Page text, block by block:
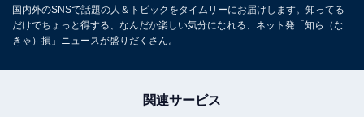
国内外のSNSで話題の人＆トピックをタイムリーにお届けします。知ってる
だけでちょっと得する、なんだか楽しい気分になれる、ネット発「知ら（な
きゃ）損」ニュースが盛りだくさん。
関連サービス